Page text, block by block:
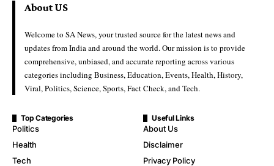
About US
Welcome to SA News, your trusted source for the latest news and
updates from India and around the world. Our mission is to provide
comprehensive, unbiased, and accurate reporting across various
categories including Business, Education, Events, Health, History,
Viral, Politics, Science, Sports, Fact Check, and Tech.
Top Categories
Politics
Health
Tech
Useful Links
About Us
Disclaimer
Privacy Policy